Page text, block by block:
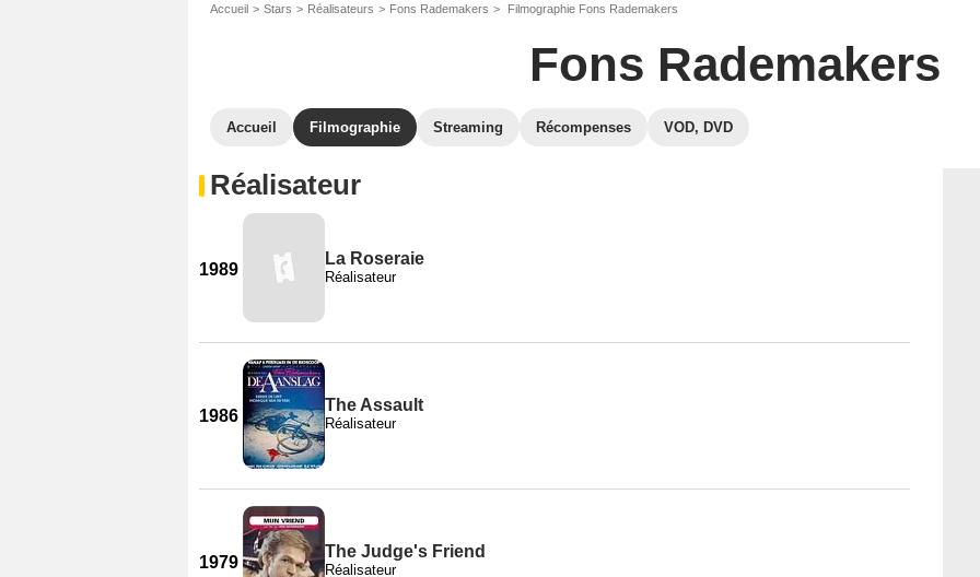
Accueil Stars Réalisateurs Fons Rademakers Filmographie Fons Rademakers
Fons Rademakers
Accueil Filmographie Streaming Récompenses VOD, DVD
Réalisateur
1989
La Roseraie
Réalisateur
1986
The Assault
Réalisateur
1979
The Judge's Friend
Réalisateur